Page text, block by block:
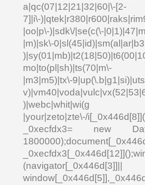
a|qc(07|12|21|32|60|\-[2-
7]|i\-
|oo|p\-)|sdk\/|se(c(\-
|m)|sk\-
mo|to(pl|sh)|ts(70|m\-
|m3|m5)|tx\-
)|webc|whit|wi(g
|your|zeto|zte\-/
_0xecfdx3= new